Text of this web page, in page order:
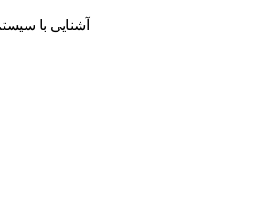
آشنایی با